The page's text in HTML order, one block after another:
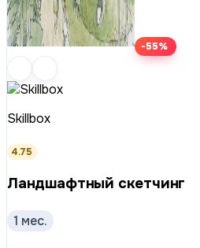
-55%
Skillbox
4.75
Ландшафтный скетчинг
1 мес.